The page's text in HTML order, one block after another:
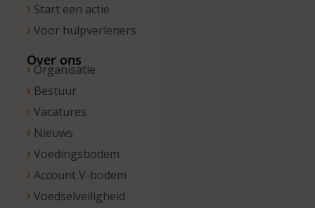
Start een actie
Voor hulpverleners
Over ons
Organisatie
Bestuur
Vacatures
Nieuws
Voedingsbodem
Account V-bodem
Voedselveiligheid